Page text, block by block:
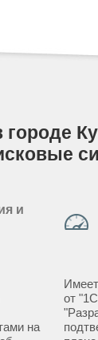
городе
и
на
от